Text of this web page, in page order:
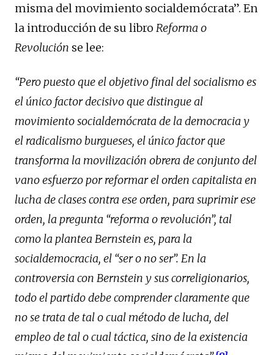
misma del movimiento socialdemócrata”. En
la introducción de su libro Reforma o
Revolución se lee:
“Pero puesto que el objetivo final del socialismo es
el único factor decisivo quedistingue al
movimiento socialdemócrata de la democracia y
el radicalismo burgueses, el único factor que
transforma la movilización obrera de conjunto del
vano esfuerzo porreformar el orden capitalista en
lucha de clases contra ese orden, para suprimir ese
orden, la pregunta “reforma o revolución”, tal
como la plantea Bernstein es, para la
socialdemocracia, el “ser o no ser”. En la
controversia con Bernstein y sus correligionarios,
todo el partido debe comprender claramente que
no se trata de tal o cual método de lucha, del
empleo de tal o cual táctica, sino de la existencia